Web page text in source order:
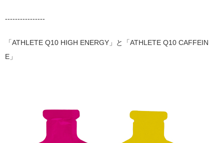
----------------
「ATHLETE Q10 HIGH ENERGY」と「ATHLETE Q10 CAFFEIN
E」